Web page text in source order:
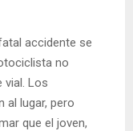
accidente se
no
vial. Los
al lugar, pero
que el joven,